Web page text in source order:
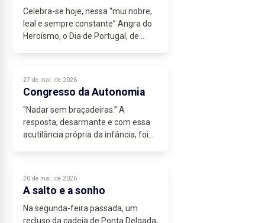
Celebra-se hoje, nessa “mui nobre,
leal e sempre constante” Angra do
Heroísmo, o Dia de Portugal, de
27 de mai. de 2026
Congresso da Autonomia
"Nadar sem braçadeiras.” A
resposta, desarmante e com essa
acutilância própria da infância, foi
mais...
20 de mai. de 2026
A salto e a sonho
Na segunda-feira passada, um
recluso da cadeia de Ponta Delgada,